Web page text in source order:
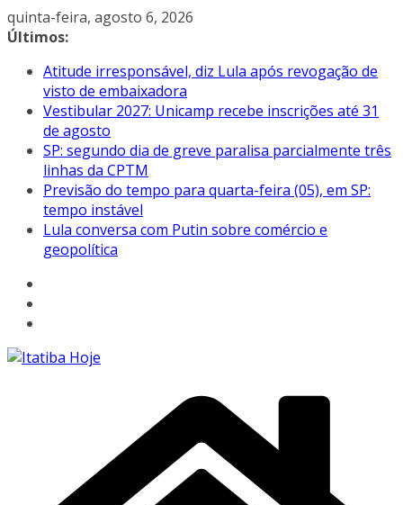
Pular
para
conteúdo
quinta-feira, agosto 6, 2026
Últimos:
Atitude irresponsável, diz Lula após revogação de
visto de embaixadora
Vestibular 2027: Unicamp recebe inscrições até 31
de agosto
SP: segundo dia de greve paralisa parcialmente três
linhas da CPTM
Previsão do tempo para quarta-feira (05), em SP:
tempo instável
Lula conversa com Putin sobre comércio e
geopolítica